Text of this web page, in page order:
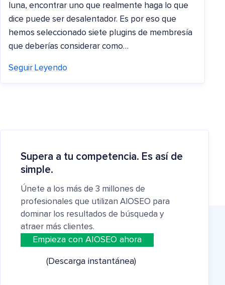
luna, encontrar uno que realmente haga lo que
dice puede ser desalentador. Es por eso que
hemos seleccionado siete plugins de membresía
que deberías considerar como…
Seguir Leyendo
Supera a tu competencia. Es así de
simple.
Únete a los más de 3 millones de
profesionales que utilizan AIOSEO para
dominar los resultados de búsqueda y
atraer más clientes.
Empieza con AIOSEO ahora
(Descarga instantánea)